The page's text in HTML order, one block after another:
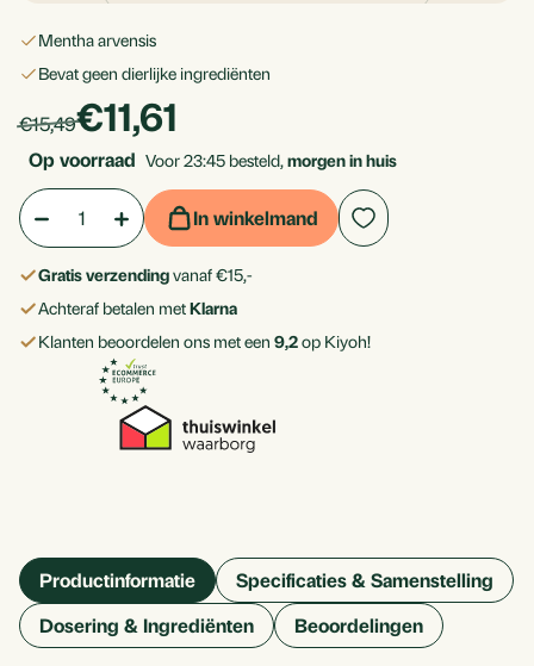
Mentha arvensis
bevat geen dierlijke ingrediënten
Per
stuk
products.price_default:
€15,49€11,61
Op voorraad Voor 23:45 besteld,morgen in huis
Aantal:
Hoeveelheid
verlagen
van
Japanse
Pepermunt
Hoeveelheid
verhogen
van
Japanse
Pepermunt
olie
In winkelmand
Gratis verzendingvanaf €15,-
Achteraf betalen metKlarna
Klanten beoordelen ons met een 9,2op Kiyoh!
Productinformatie
Specificaties & Samenstelling
Dosering & Ingrediënten
Beoordelingen